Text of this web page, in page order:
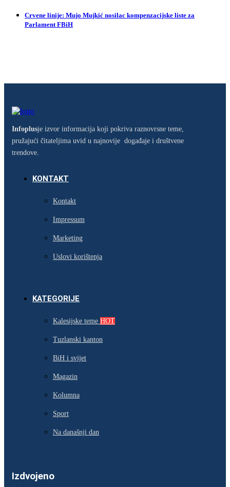
Crvene linije: Mujo Mujkić nosilac kompenzacijske liste za
Parlament FBiH
Infoplusje izvor informacija koji pokriva raznovrsne teme,
pružajući čitateljima uvid u najnovije događaje i društvene
trendove.
KONTAKT
Kontakt
Impressum
Marketing
Uslovi korištenja
KATEGORIJE
Kalesijske teme HOT
Tuzlanski kanton
BiH i svijet
Magazin
Kolumna
Sport
Na današnji dan
Izdvojeno